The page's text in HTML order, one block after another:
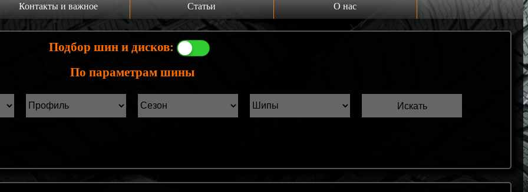
Контакты и важное
главную
Статьи
Производители шин
Статьи Лист1
Статьи Лист2
О нас
Выкуп шин Б/У
Подбор шин и дисков:
По параметрам шины